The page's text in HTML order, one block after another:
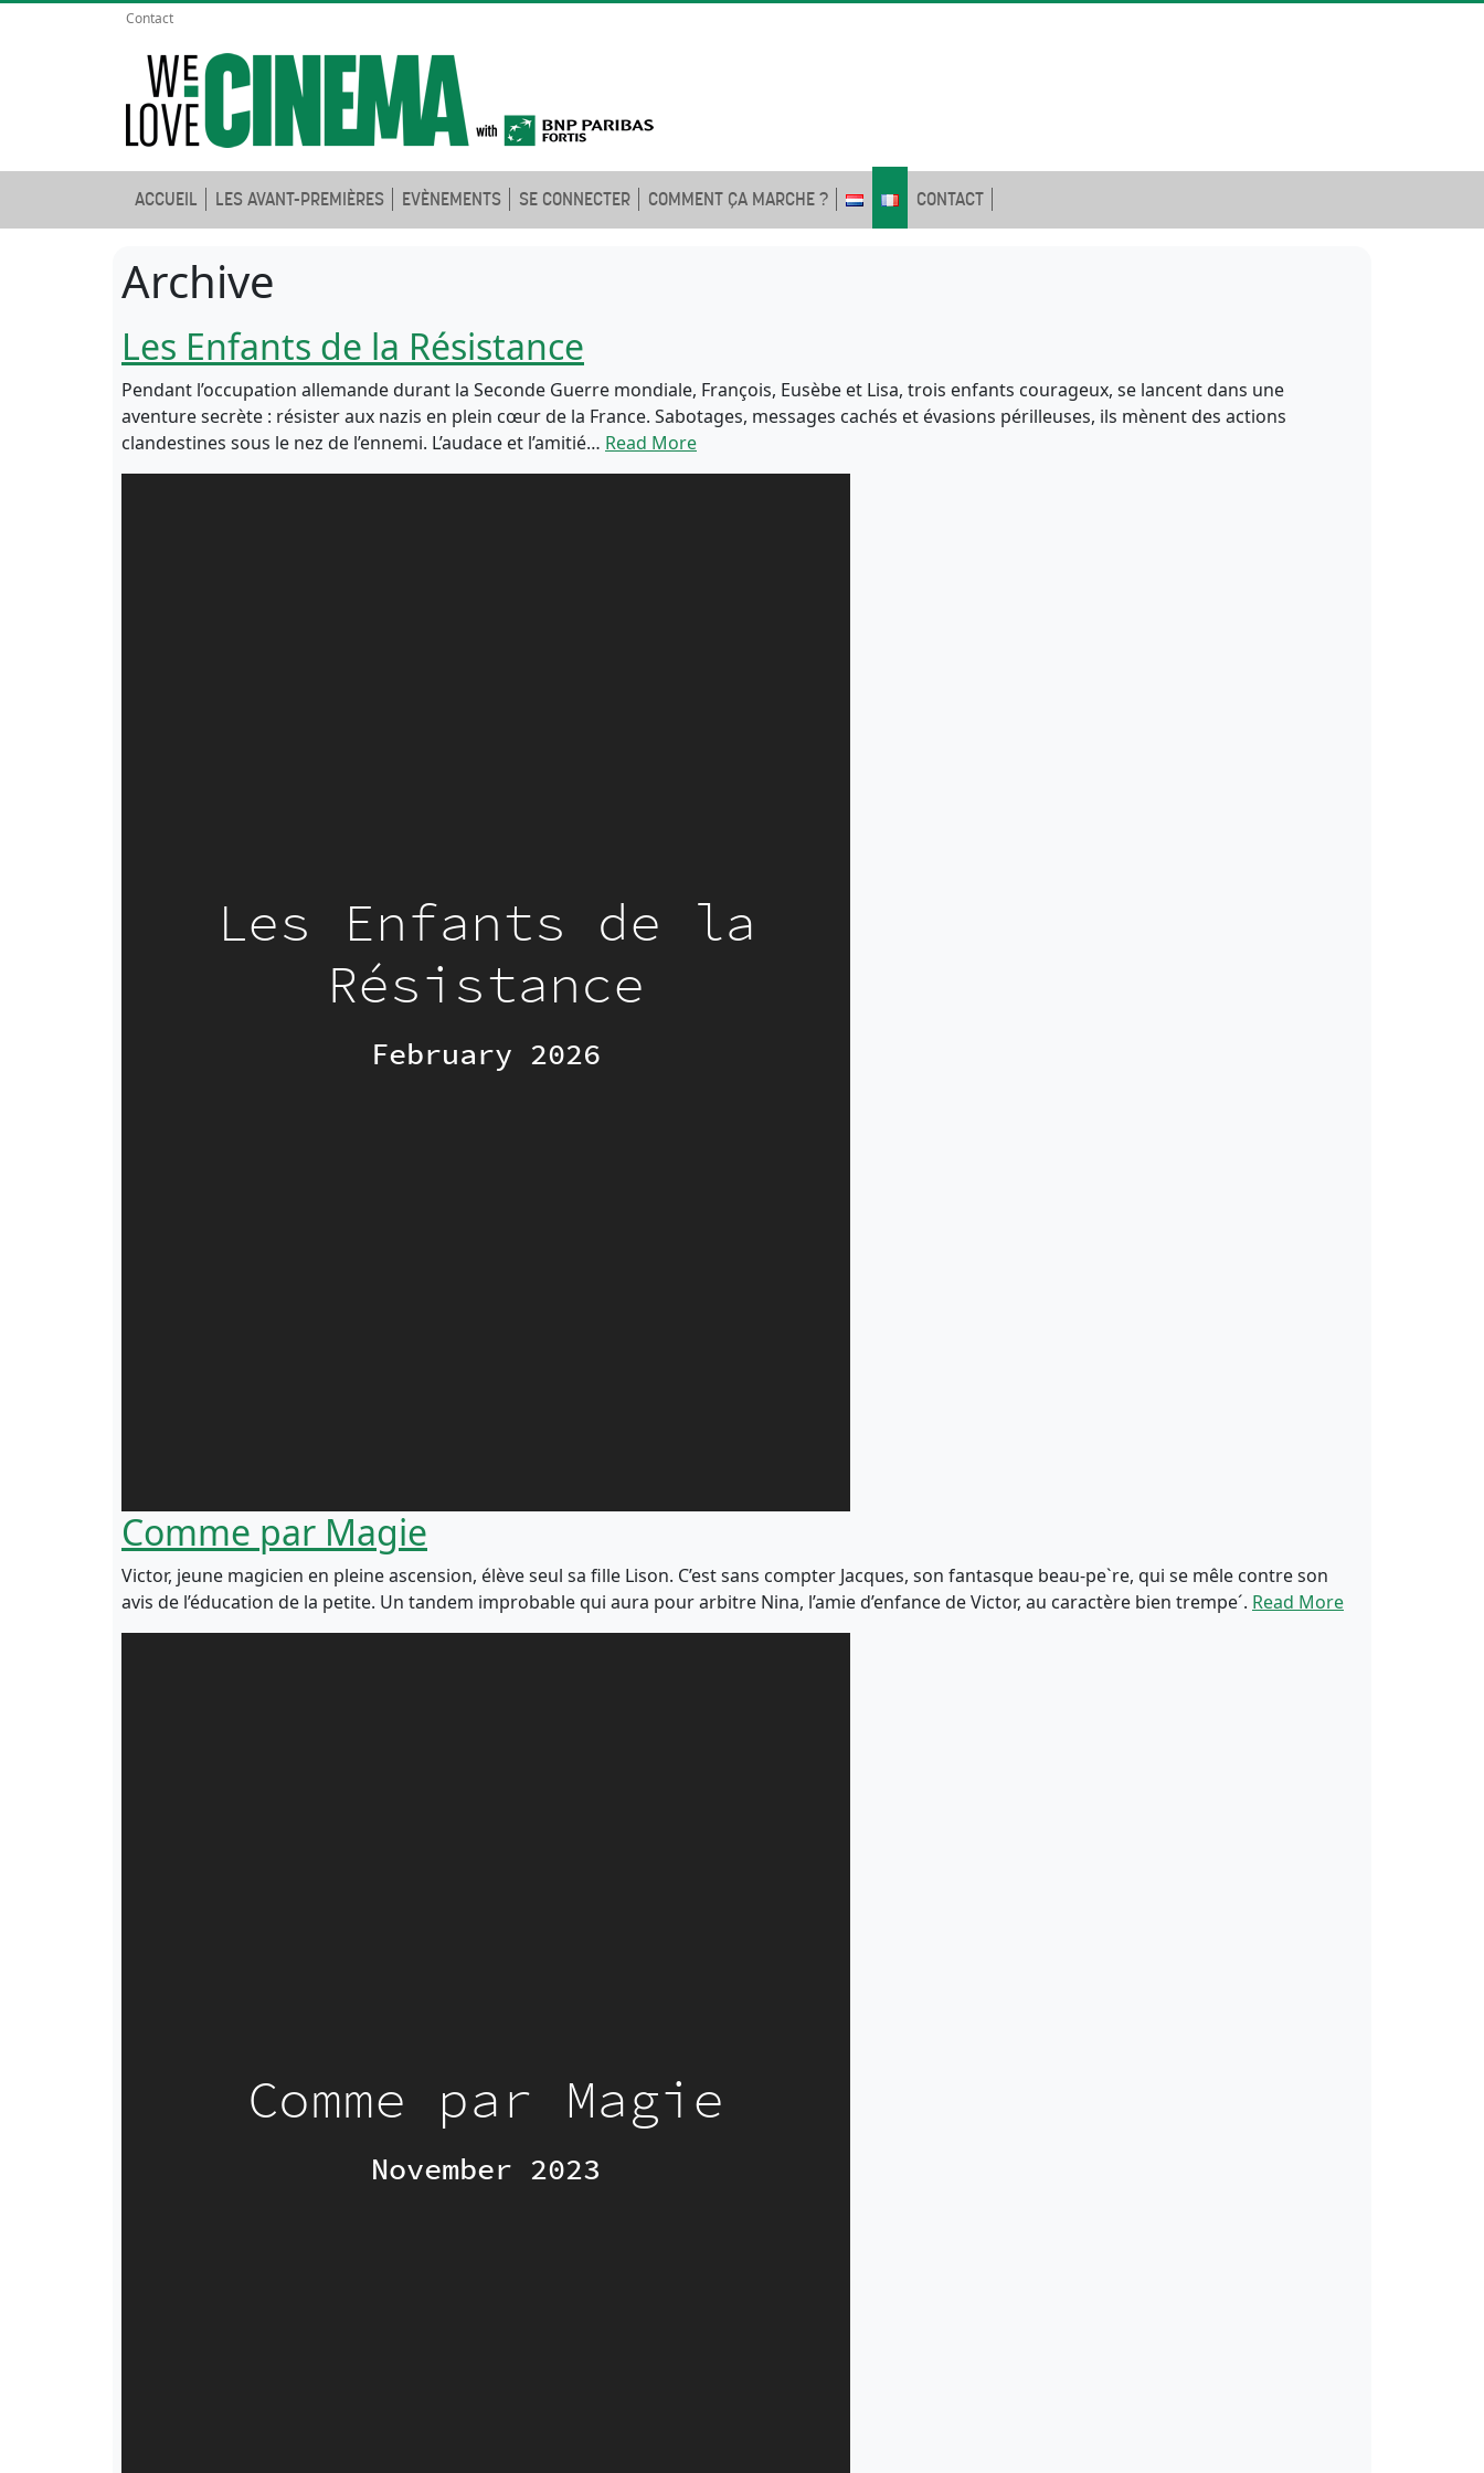
Contact
ACCUEIL LES AVANT-PREMIÈRES EVÈNEMENTS SE CONNECTER COMMENT ÇA MARCHE ? CONTACT
Archive
Les Enfants de la Résistance
Pendant l’occupation allemande durant la Seconde Guerre mondiale, François, Eusèbe et Lisa, trois enfants courageux, se lancent dans une
aventure secrète : résister aux nazis en plein cœur de la France. Sabotages, messages cachés et évasions périlleuses, ils mènent des actions
clandestines sous le nez de l’ennemi. L’audace et l’amitié… Read More
Comme par Magie
Victor, jeune magicien en pleine ascension, élève seul sa fille Lison. C’est sans compter Jacques, son fantasque beau-pe`re, qui se mêle contre son
avis de l’éducation de la petite. Un tandem improbable qui aura pour arbitre Nina, l’amie d’enfance de Victor, au caractère bien trempe´. Read More